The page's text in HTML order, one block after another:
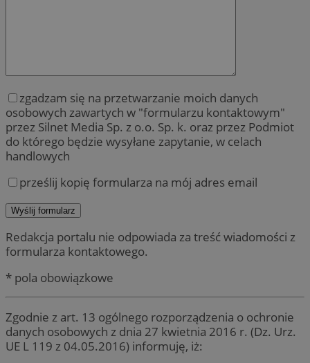
zgadzam się na przetwarzanie moich danych
osobowych zawartych w "formularzu kontaktowym"
przez Silnet Media Sp. z o.o. Sp. k. oraz przez Podmiot
do którego będzie wysyłane zapytanie, w celach
handlowych
prześlij kopię formularza na mój adres email
Redakcja portalu nie odpowiada za treść wiadomości z
formularza kontaktowego.
* pola obowiązkowe
Zgodnie z art. 13 ogólnego rozporządzenia o ochronie
danych osobowych z dnia 27 kwietnia 2016 r. (Dz. Urz.
UE L 119 z 04.05.2016) informuję, iż: